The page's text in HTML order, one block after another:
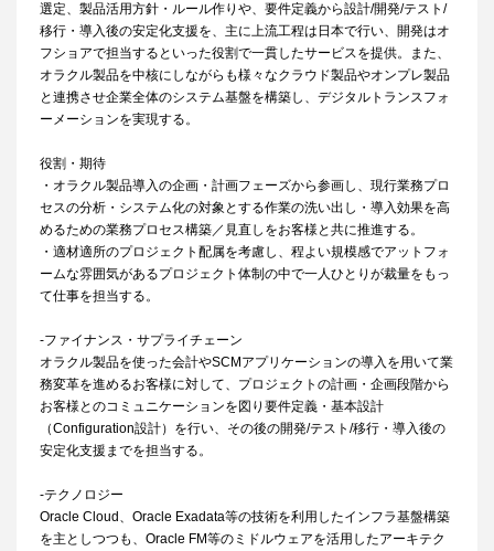
選定、製品活用方針・ルール作りや、要件定義から設計/開発/テスト/
移行・導入後の安定化支援を、主に上流工程は日本で行い、開発はオ
フショアで担当するといった役割で一貫したサービスを提供。また、
オラクル製品を中核にしながらも様々なクラウド製品やオンプレ製品
と連携させ企業全体のシステム基盤を構築し、デジタルトランスフォ
ーメーションを実現する。
役割・期待
・オラクル製品導入の企画・計画フェーズから参画し、現行業務プロ
セスの分析・システム化の対象とする作業の洗い出し・導入効果を高
めるための業務プロセス構築／見直しをお客様と共に推進する。
・適材適所のプロジェクト配属を考慮し、程よい規模感でアットフォ
ームな雰囲気があるプロジェクト体制の中で一人ひとりが裁量をもっ
て仕事を担当する。
-ファイナンス・サプライチェーン
オラクル製品を使った会計やSCMアプリケーションの導入を用いて業
務変革を進めるお客様に対して、プロジェクトの計画・企画段階から
お客様とのコミュニケーションを図り要件定義・基本設計
（Configuration設計）を行い、その後の開発/テスト/移行・導入後の
安定化支援までを担当する。
-テクノロジー
Oracle Cloud、Oracle Exadata等の技術を利用したインフラ基盤構築
を主としつつも、Oracle FM等のミドルウェアを活用したアーキテク